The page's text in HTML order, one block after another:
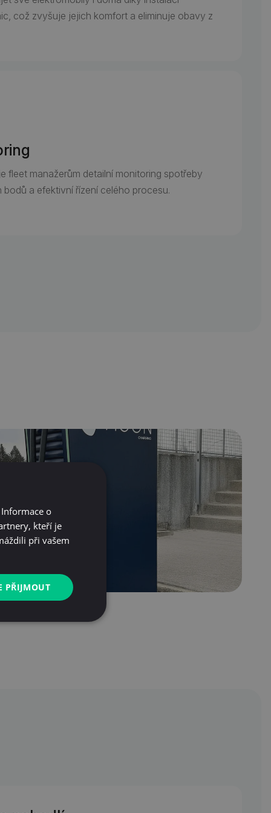
což zvyšuje jejich komfort a eliminuje obavy z
fleet manažerům detailní monitoring spotřeby
a efektivní řízení celého procesu.
o
kteří je
při vašem
PŘIJMOUT